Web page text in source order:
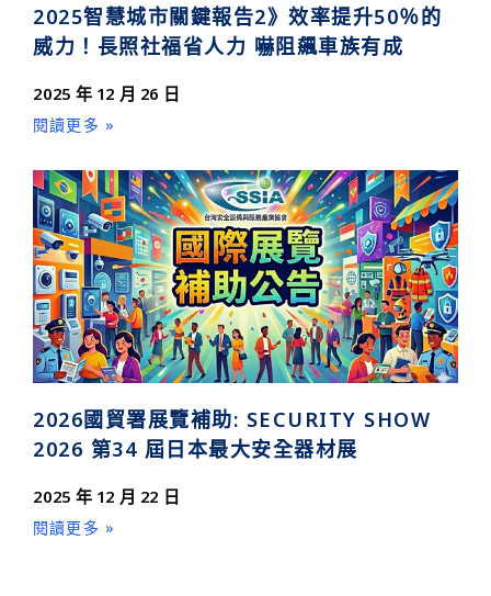
2025智慧城市關鍵報告2》效率提升50％的
威力！長照社福省人力 嚇阻飆車族有成
2025 年 12 月 26 日
閱讀更多 »
2026國貿署展覽補助: SECURITY SHOW
2026 第34 屆日本最大安全器材展
2025 年 12 月 22 日
閱讀更多 »